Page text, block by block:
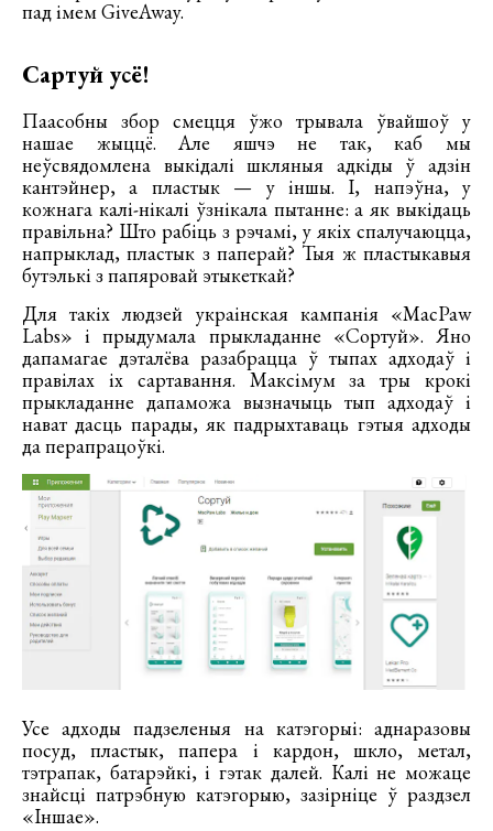
пад імем GiveAway.
Сартуй усё!
Паасобны збор смецця ўжо трывала ўвайшоў у
нашае жыццё. Але яшчэ не так, каб мы
неўсвядомлена выкідалі шкляныя адкіды ў адзін
кантэйнер, а пластык — у іншы. І, напэўна, у
кожнага калі-нікалі ўзнікала пытанне: а як выкідаць
правільна? Што рабіць з рэчамі, у якіх спалучаюцца,
напрыклад, пластык з паперай? Тыя ж пластыкавыя
бутэлькі з папяровай этыкеткай?
Для такіх людзей украінская кампанія «MacPaw
Labs» і прыдумала прыкладанне «Сортуй». Яно
дапамагае дэталёва разабрацца ў тыпах адходаў і
правілах іх сартавання. Максімум за тры крокі
прыкладанне дапаможа вызначыць тып адходаў і
нават дасць парады, як падрыхтаваць гэтыя адходы
да перапрацоўкі.
Усе адходы падзеленыя на катэгорыі: аднаразовы
посуд, пластык, папера і кардон, шкло, метал,
тэтрапак, батарэйкі, і гэтак далей. Калі не можаце
знайсці патрэбную катэгорыю, зазірніце ў раздзел
«Іншае».